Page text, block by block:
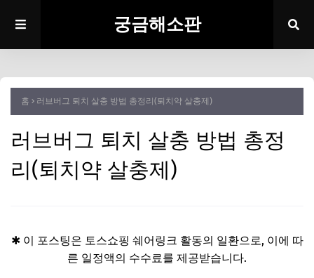
궁금해소판
홈 러브버그 퇴치 살충 방법 총정리(퇴치약 살충제)
러브버그 퇴치 살충 방법 총정
리(퇴치약 살충제)
✱ 이 포스팅은 토스쇼핑 쉐어링크 활동의 일환으로, 이에 따
른 일정액의 수수료를 제공받습니다.